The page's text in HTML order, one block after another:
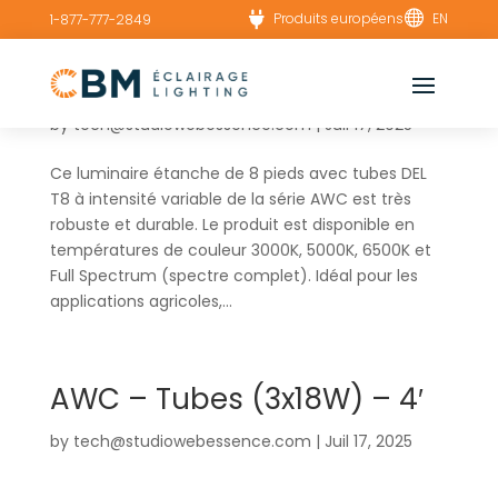
1-877-777-2849  Produits européens EN
AWC – Tubes (6x18W) – 8′
by tech@studiowebessence.com | Juil 17, 2025
Ce luminaire étanche de 8 pieds avec tubes DEL
T8 à intensité variable de la série AWC est très
robuste et durable. Le produit est disponible en
températures de couleur 3000K, 5000K, 6500K et
Full Spectrum (spectre complet). Idéal pour les
applications agricoles,...
AWC – Tubes (3x18W) – 4′
by tech@studiowebessence.com | Juil 17, 2025